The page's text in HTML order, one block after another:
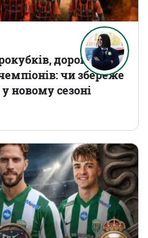
дорогі
чи збереже
новому сезоні